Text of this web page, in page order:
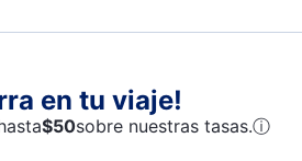
en tu viaje!
$50sobre nuestras tasas.ⓘ